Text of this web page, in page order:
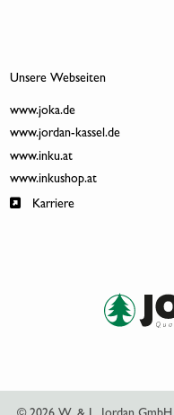
Unsere Webseiten
www.joka.de
www.jordan-kassel.de
www.inku.at
www.inkushop.at
Karriere